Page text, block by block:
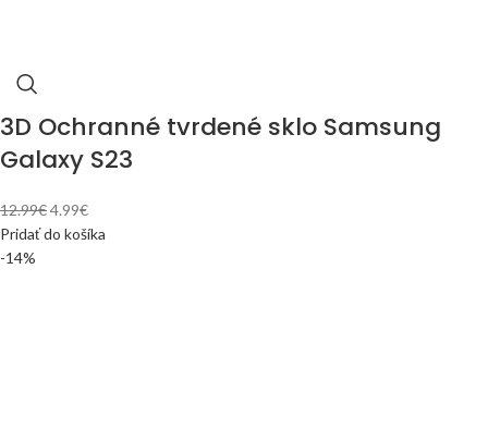
3D Ochranné tvrdené sklo Samsung
Galaxy S23
12.99€4.99€
Pridať do košíka
-14%